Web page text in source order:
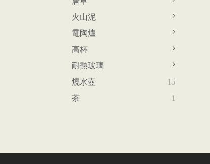
火山泥
電陶爐
高杯
耐熱玻璃
燒水壺
15
茶
1